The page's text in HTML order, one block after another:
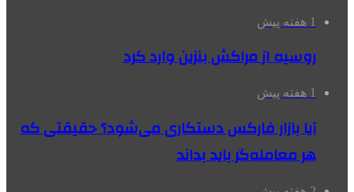
1 هفته پیش
روسیه از مراکش بنزین وارد کرد
1 هفته پیش
آیا بازار فارکس دستکاری می‌شود؟ حقیقتی که
هر معامله‌گر باید بداند